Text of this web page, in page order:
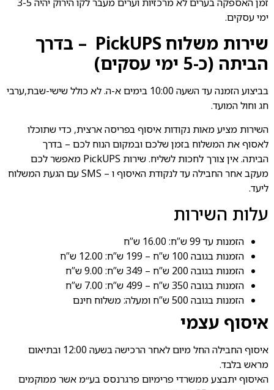
ימי עסקים.
שירות משלוחPickUPS– בדרך
הביתה (כ-5 ימי עסקים)
בביצוע הזמנה עד השעה 10:00 בימים א-ה. לא כולל שישי-שבת,ערבי
חג וחול המועד.
השירות מציע מאות נקודות איסוף בפריסה ארצית, כדי שתוכלו
לאסוף את המשלוח בזמן שלכם ובמקום הנוח לכם – בדרך
הביתה. אין צורך לחכות לשליח. שירות PickUPSמאפשר לכם
מעקב אחר החבילה עד לנקודת האיסוף ו – SMSעם הגעת המשלוח
ליעד.
עלות השירות
הזמנות עד 99 ש”ח: 16.00 ש”ח
הזמנות בגובה 100 ש”ח – 199 ש”ח: 12.00 ש”ח
הזמנות בגובה 200 ש”ח – 349 ש”ח: 9.00 ש”ח
הזמנות בגובה 350 ש”ח – 499 ש”ח: 7.00 ש”ח
הזמנות בגובה 500 ש”ח ומעלה: משלוח חינם
איסוף עצמי
איסוף החבילה החל מיום לאחר הרכישה בשעה 12:00 ובתיאום
מראש בלבד.
האיסוף יתבצע ממשרדי פרימיום פרגרנסס בע״מ אשר ממוקמים